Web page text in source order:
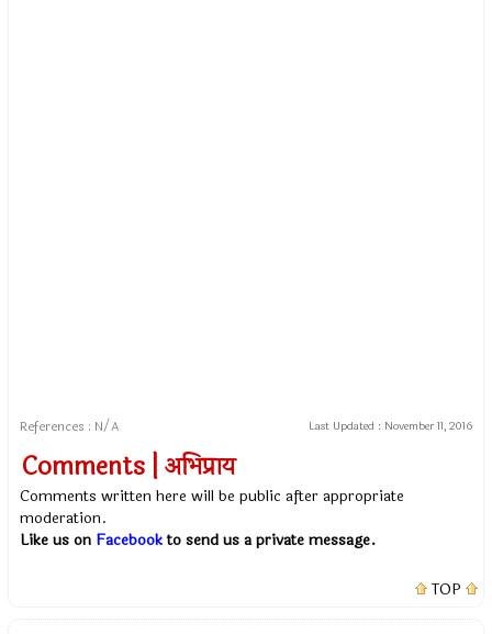
References : N/A Last Updated : November 11, 2016
Comments | अभिप्राय
Comments written here will be public after appropriate
moderation.
Like us on Facebookto send us a private message.
TOP